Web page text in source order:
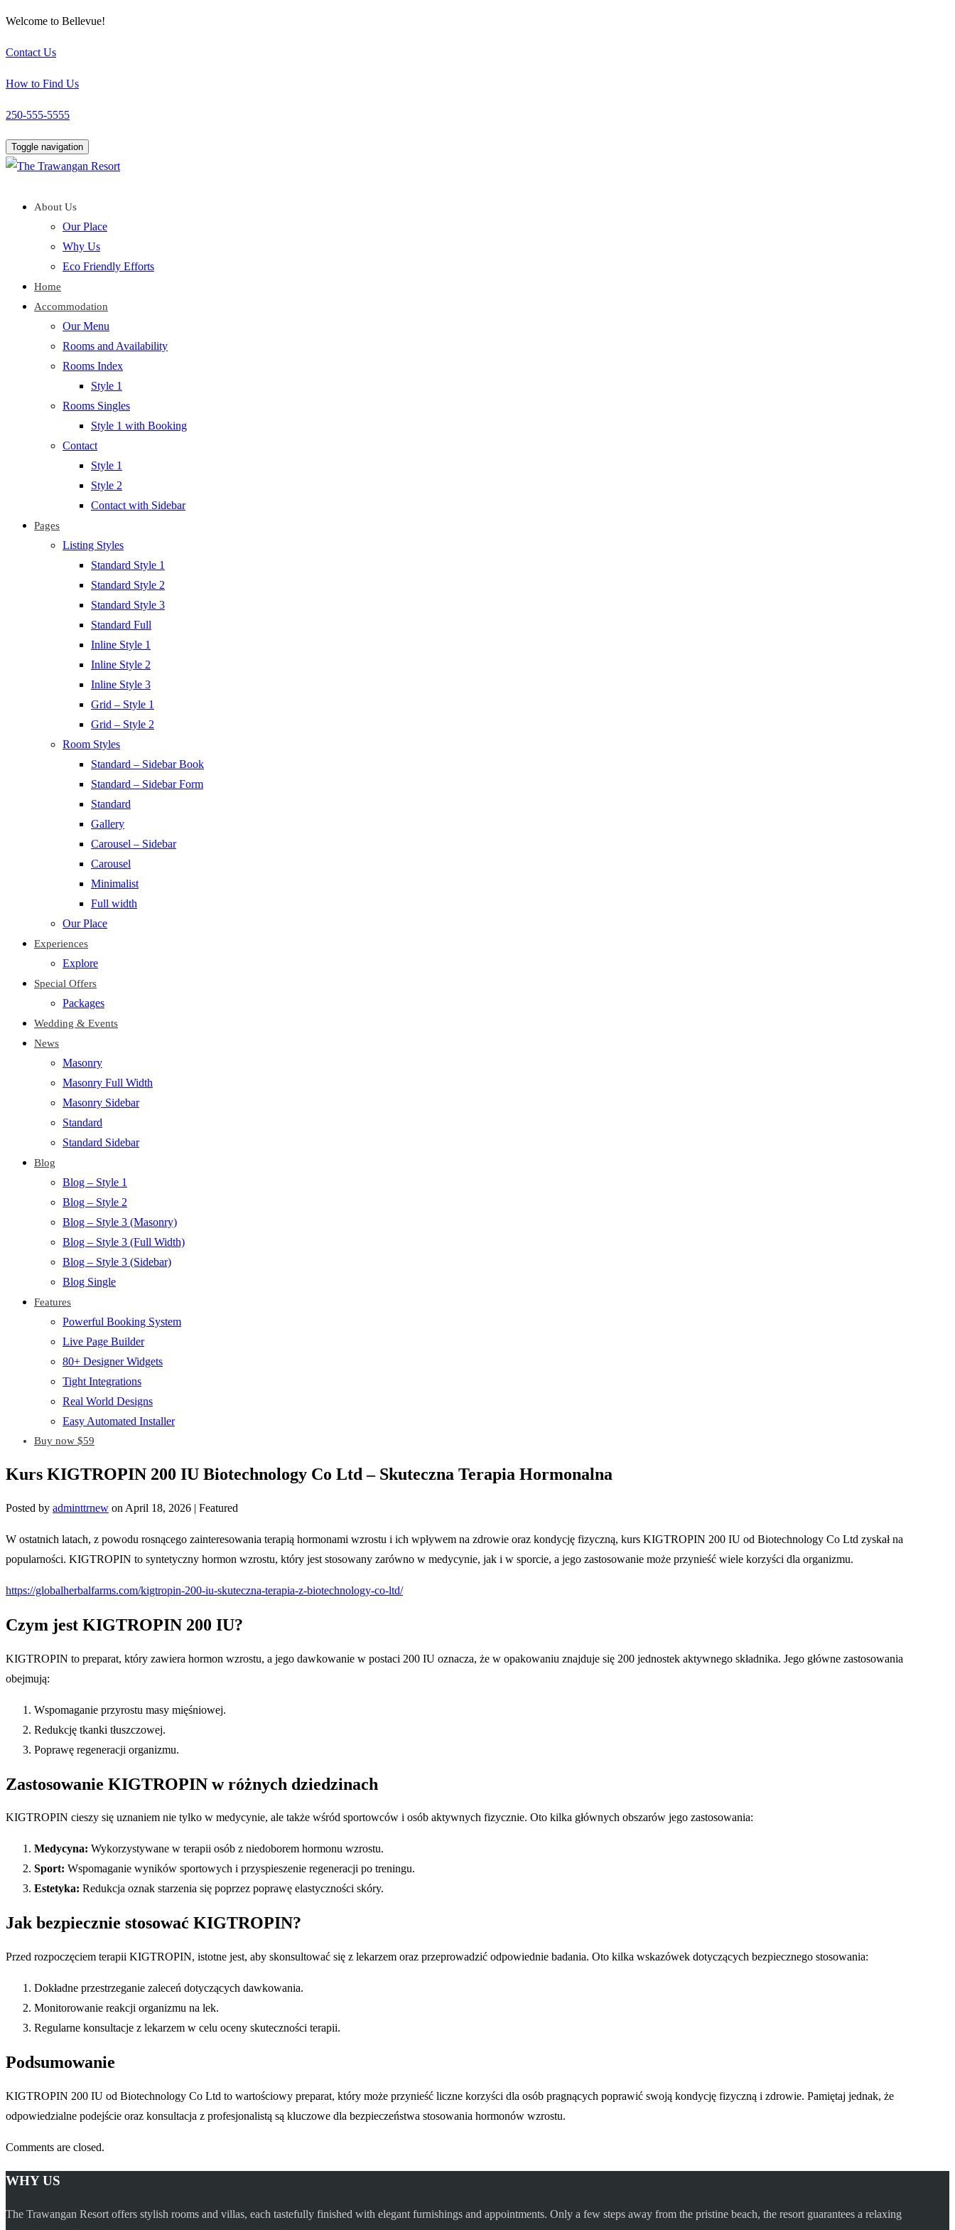
Welcome to Bellevue!
Contact Us
How to Find Us
250-555-5555
Toggle navigation
About Us
Our Place
Why Us
Eco Friendly Efforts
Home
Accommodation
Our Menu
Rooms and Availability
Rooms Index
Style 1
Rooms Singles
Style 1 with Booking
Contact
Style 1
Style 2
Contact with Sidebar
Pages
Listing Styles
Standard Style 1
Standard Style 2
Standard Style 3
Standard Full
Inline Style 1
Inline Style 2
Inline Style 3
Grid – Style 1
Grid – Style 2
Room Styles
Standard – Sidebar Book
Standard – Sidebar Form
Standard
Gallery
Carousel – Sidebar
Carousel
Minimalist
Full width
Our Place
Experiences
Explore
Special Offers
Packages
Wedding & Events
News
Masonry
Masonry Full Width
Masonry Sidebar
Standard
Standard Sidebar
Blog
Blog – Style 1
Blog – Style 2
Blog – Style 3 (Masonry)
Blog – Style 3 (Full Width)
Blog – Style 3 (Sidebar)
Blog Single
Features
Powerful Booking System
Live Page Builder
80+ Designer Widgets
Tight Integrations
Real World Designs
Easy Automated Installer
Buy now $59
Kurs KIGTROPIN 200 IU Biotechnology Co Ltd – Skuteczna Terapia Hormonalna
Posted by adminttrnew on April 18, 2026 | Featured
W ostatnich latach, z powodu rosnącego zainteresowania terapią hormonami wzrostu i ich wpływem na zdrowie oraz kondycję fizyczną, kurs KIGTROPIN 200 IU od Biotechnology Co Ltd zyskał na
popularności. KIGTROPIN to syntetyczny hormon wzrostu, który jest stosowany zarówno w medycynie, jak i w sporcie, a jego zastosowanie może przynieść wiele korzyści dla organizmu.
https://globalherbalfarms.com/kigtropin-200-iu-skuteczna-terapia-z-biotechnology-co-ltd/
Czym jest KIGTROPIN 200 IU?
KIGTROPIN to preparat, który zawiera hormon wzrostu, a jego dawkowanie w postaci 200 IU oznacza, że w opakowaniu znajduje się 200 jednostek aktywnego składnika. Jego główne zastosowania
obejmują:
Wspomaganie przyrostu masy mięśniowej.
Redukcję tkanki tłuszczowej.
Poprawę regeneracji organizmu.
Zastosowanie KIGTROPIN w różnych dziedzinach
KIGTROPIN cieszy się uznaniem nie tylko w medycynie, ale także wśród sportowców i osób aktywnych fizycznie. Oto kilka głównych obszarów jego zastosowania:
Medycyna: Wykorzystywane w terapii osób z niedoborem hormonu wzrostu.
Sport: Wspomaganie wyników sportowych i przyspieszenie regeneracji po treningu.
Estetyka: Redukcja oznak starzenia się poprzez poprawę elastyczności skóry.
Jak bezpiecznie stosować KIGTROPIN?
Przed rozpoczęciem terapii KIGTROPIN, istotne jest, aby skonsultować się z lekarzem oraz przeprowadzić odpowiednie badania. Oto kilka wskazówek dotyczących bezpiecznego stosowania:
Dokładne przestrzeganie zaleceń dotyczących dawkowania.
Monitorowanie reakcji organizmu na lek.
Regularne konsultacje z lekarzem w celu oceny skuteczności terapii.
Podsumowanie
KIGTROPIN 200 IU od Biotechnology Co Ltd to wartościowy preparat, który może przynieść liczne korzyści dla osób pragnących poprawić swoją kondycję fizyczną i zdrowie. Pamiętaj jednak, że
odpowiedzialne podejście oraz konsultacja z profesjonalistą są kluczowe dla bezpieczeństwa stosowania hormonów wzrostu.
Comments are closed.
WHY US
The Trawangan Resort offers stylish rooms and villas, each tastefully finished with elegant furnishings and appointments. Only a few steps away from the pristine beach, the resort guarantees a relaxing